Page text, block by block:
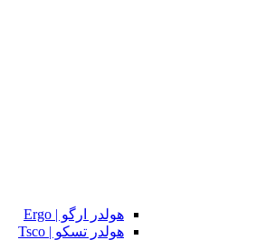
هولدر ارگو | Ergo
هولدر تسکو | Tsco